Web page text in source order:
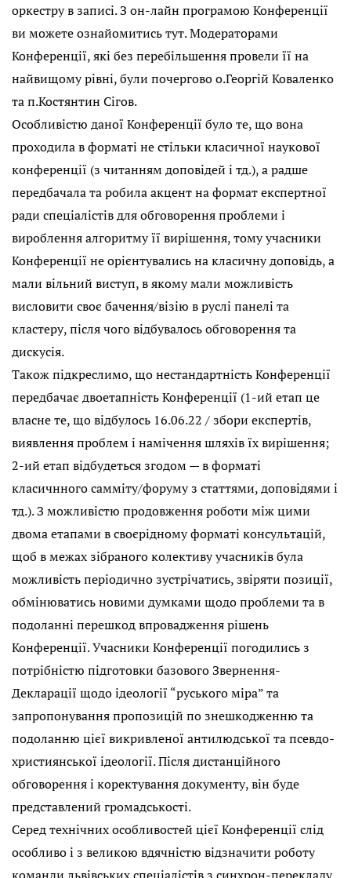
оркестру в записі. З он-лайн програмою Конференції
ви можете ознайомитись тут. Модераторами
Конференції, які без перебільшення провели її на
найвищому рівні, були почергово о.Георгій Коваленко
та п.Костянтин Сігов.
Особливістю даної Конференції було те, що вона
проходила в форматі не стільки класичної наукової
конференції (з читанням доповідей і тд.), а радше
передбачала та робила акцент на формат експертної
ради спеціалістів для обговорення проблеми і
вироблення алгоритму її вирішення, тому учасники
Конференції не орієнтувались на класичну доповідь, а
мали вільний виступ, в якому мали можливість
висловити своє бачення/візію в руслі панелі та
кластеру, після чого відбувалось обговорення та
дискусія.
Також підкреслимо, що нестандартність Конференції
передбачає двоетапність Конференції (1-ий етап це
власне те, що відбулось 16.06.22 / збори експертів,
виявлення проблем і намічення шляхів їх вирішення;
2-ий етап відбудеться згодом — в форматі
класичнного самміту/форуму з статтями, доповідями і
тд.). З можливістю продовження роботи між цими
двома етапами в своєрідному форматі консультацій,
щоб в межах зібраного колективу учасників була
можливість періодично зустрічатись, звіряти позиції,
обмінюватись новими думками щодо проблеми та в
подоланні перешкод впровадження рішень
Конференції. Учасники Конференції погодились з
потрібністю підготовки базового Звернення-
Декларації щодо ідеології “руського міра” та
запропонування пропозицій по знешкодженню та
подоланню цієї викривленої антилюдської та псевдо-
християнської ідеології. Після дистанційного
обговорення і коректування документу, він буде
представлений громадськості.
Серед технічних особливостей цієї Конференції слід
особливо і з великою вдячністю відзначити роботу
команди львівських спеціалістів з синхрон-перекладу.